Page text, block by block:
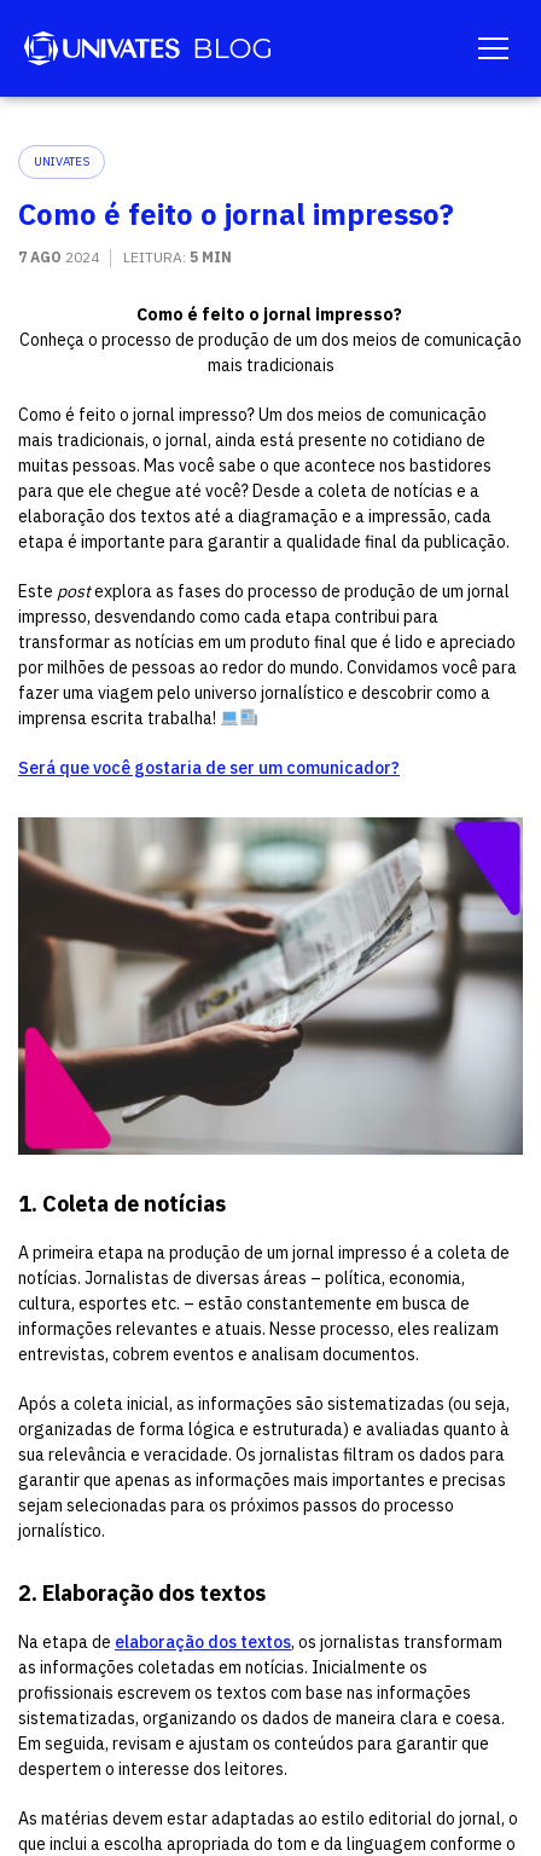
UNIVATES
Como é feito o jornal impresso?
7 AGO 2024 LEITURA: 5 MIN
Como é feito o jornal impresso?
Conheça o processo de produção de um dos meios de comunicação
mais tradicionais
Como é feito o jornal impresso? Um dos meios de comunicação
mais tradicionais, o jornal, ainda está presente no cotidiano de
muitas pessoas. Mas você sabe o que acontece nos bastidores
para que ele chegue até você? Desde a coleta de notícias e a
elaboração dos textos até a diagramação e a impressão, cada
etapa é importante para garantir a qualidade final da publicação.
Este postexplora as fases do processo de produção de um jornal
impresso, desvendando como cada etapa contribui para
transformar as notícias em um produto final que é lido e apreciado
por milhões de pessoas ao redor do mundo. Convidamos você para
fazer uma viagem pelo universo jornalístico e descobrir como a
imprensa escrita trabalha!
Será que você gostaria de ser um comunicador?
1. Coleta de notícias
A primeira etapa na produção de um jornal impresso é a coleta de
notícias. Jornalistas de diversas áreas – política, economia,
cultura, esportes etc. – estão constantemente em busca de
informações relevantes e atuais. Nesse processo, eles realizam
entrevistas, cobrem eventos e analisam documentos.
Após a coleta inicial, as informações são sistematizadas (ou seja,
organizadas de forma lógica e estruturada) e avaliadas quanto à
sua relevância e veracidade. Os jornalistas filtram os dados para
garantir que apenas as informações mais importantes e precisas
sejam selecionadas para os próximos passos do processo
jornalístico.
2. Elaboração dos textos
Na etapa de elaboração dos textos, os jornalistas transformam
as informações coletadas em notícias. Inicialmente os
profissionais escrevem os textos com base nas informações
sistematizadas, organizando os dados de maneira clara e coesa.
Em seguida, revisam e ajustam os conteúdos para garantir que
despertem o interesse dos leitores.
As matérias devem estar adaptadas ao estilo editorial do jornal, o
que inclui a escolha apropriada do tom e da linguagem conforme o